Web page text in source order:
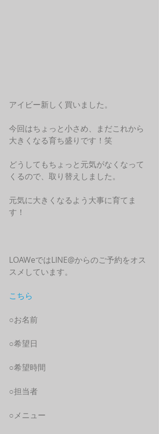
アイビー新しく買いました。
今回はちょっと小さめ、まだこれから
大きくなる育ち盛りです！笑
どうしてもちょっと元気がなくなって
くるので、取り替えしました。
元気に大きくなるよう大事に育てま
す！
LOAWeではLINE@からのご予約をオス
スメしています。
こちら
○お名前
○希望日
○希望時間
○担当者
○メニュー